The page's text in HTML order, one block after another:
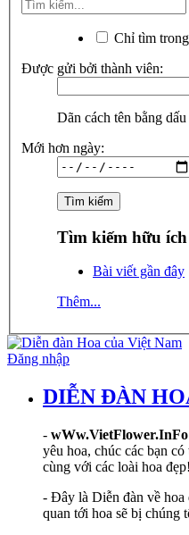
Chỉ tìm
Được gửi bởi thành viên:
Dãn cách tên bằng
Mới hơn ngày:
Tìm kiếm hữu ích
Bài viết gần đây
Thêm...
Đăng nhập
DIỄN ĐÀN
- wWw.VietFlower.InFo
yêu hoa, chúc các bạn
cùng với các loài hoa đẹp!
- Đây là Diễn đàn về hoa
quan tới hoa sẽ bị chúng